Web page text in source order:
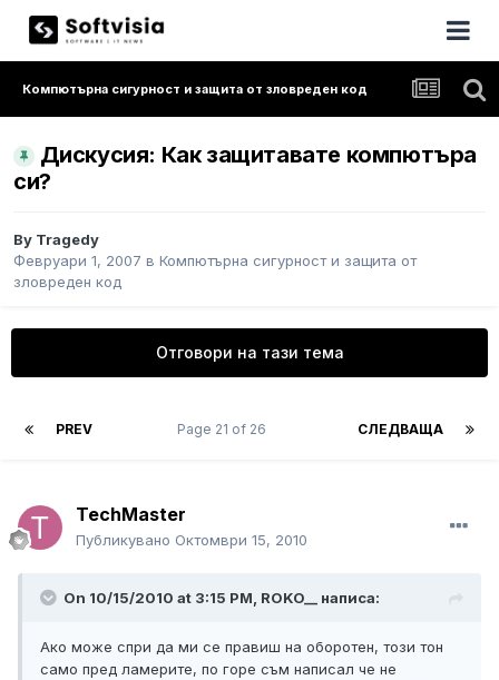
Компютърна сигурност и защита от зловреден код
Дискусия: Как защитавате компютъра
си?
By Tragedy
Февруари 1, 2007 в Компютърна сигурност и защита от
зловреден код
Отговори на тази тема
PREV СЛЕДВАЩА
Page 21 of 26
TechMaster
Публикувано Октомври 15, 2010
On 10/15/2010 at 3:15 PM, ROKO__ написа:
Ако може спри да ми се правиш на оборотен, този тон
само пред ламерите, по горе съм написал че не